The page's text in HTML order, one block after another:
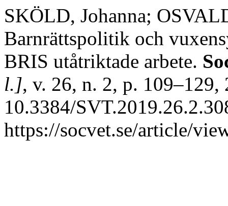
SKÖLD, Johanna;
Barnrättspolitik och
BRIS utåtriktade arbete.
l.], v. 26, n. 2, p.
10.3384/
https://socvet.se/article/